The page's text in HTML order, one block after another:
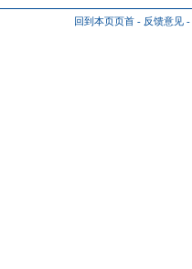
回到本页页首 - 反馈意见 -